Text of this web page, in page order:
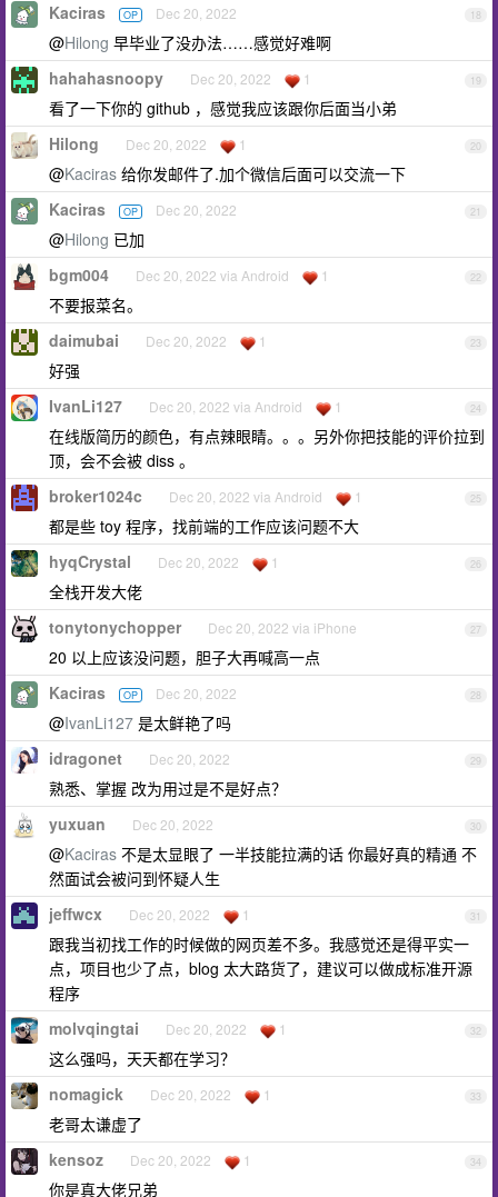
18
Kaciras OP Dec 20, 2022
@Hilong 早毕业了没办法……感觉好难啊
19
hahahasnoopy Dec 20, 2022 1
看了一下你的 github ，感觉我应该跟你后面当小弟
20
Hilong Dec 20, 2022 1
@Kaciras 给你发邮件了.加个微信后面可以交流一下
21
Kaciras OP Dec 20, 2022
@Hilong 已加
22
bgm004 Dec 20, 2022 via Android 1
不要报菜名。
23
daimubai Dec 20, 2022 1
好强
24
IvanLi127 Dec 20, 2022 via Android 1
在线版简历的颜色，有点辣眼睛。。。另外你把技能的评价拉到
顶，会不会被 diss 。
25
broker1024c Dec 20, 2022 via Android 1
都是些 toy 程序，找前端的工作应该问题不大
26
hyqCrystal Dec 20, 2022 1
全栈开发大佬
27
tonytonychopper Dec 20, 2022 via iPhone
20 以上应该没问题，胆子大再喊高一点
28
Kaciras OP Dec 20, 2022
@IvanLi127 是太鲜艳了吗
29
idragonet Dec 20, 2022
熟悉、掌握 改为用过是不是好点？
30
yuxuan Dec 20, 2022
@Kaciras 不是太显眼了 一半技能拉满的话 你最好真的精通 不
然面试会被问到怀疑人生
31
jeffwcx Dec 20, 2022 1
跟我当初找工作的时候做的网页差不多。我感觉还是得平实一
点，项目也少了点，blog 太大路货了，建议可以做成标准开源
程序
32
molvqingtai Dec 20, 2022 1
这么强吗，天天都在学习？
33
nomagick Dec 20, 2022 1
老哥太谦虚了
34
kensoz Dec 20, 2022 1
你是真大佬兄弟